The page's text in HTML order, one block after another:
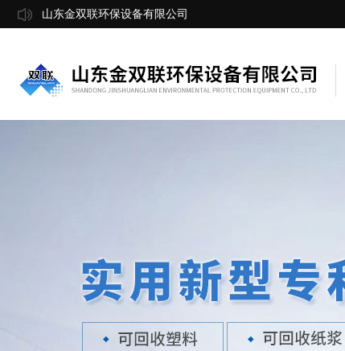
山东金双联环保设备有限公司